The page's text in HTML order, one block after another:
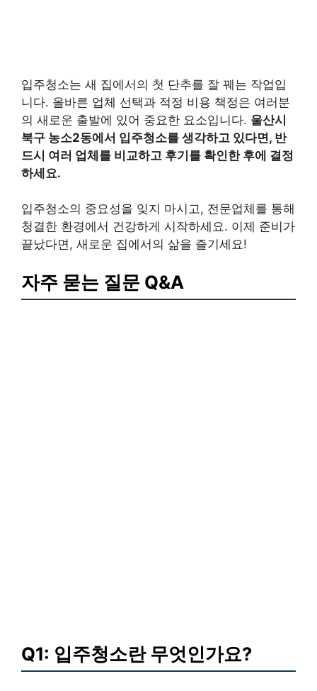
입주청소는 새 집에서의 첫 단추를 잘 꿰는 작업입
니다. 올바른 업체 선택과 적정 비용 책정은 여러분
의 새로운 출발에 있어 중요한 요소입니다. 울산시
북구 농소2동에서 입주청소를 생각하고 있다면, 반
드시 여러 업체를 비교하고 후기를 확인한 후에 결정
하세요.
입주청소의 중요성을 잊지 마시고, 전문업체를 통해
청결한 환경에서 건강하게 시작하세요. 이제 준비가
끝났다면, 새로운 집에서의 삶을 즐기세요!
자주 묻는 질문 Q&A
Q1: 입주청소란 무엇인가요?